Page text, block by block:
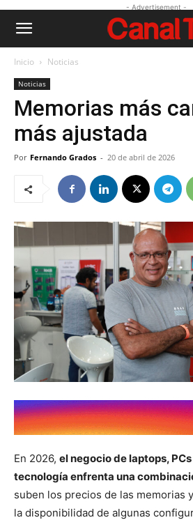
- Advertisement -
Inicio Noticias
Noticias
Memorias más
más ajustada
Por Fernando Grados - 20 de abril de 2026
En 2026, el negocio de laptops,
tecnología enfrenta una
suben los precios de las memorias
la disponibilidad de algunas